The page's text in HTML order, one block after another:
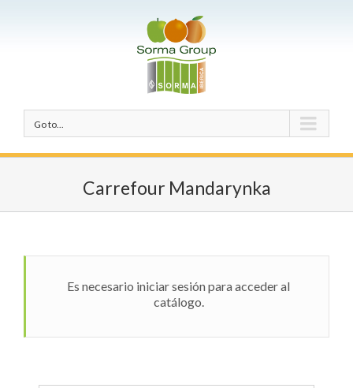
Go to...
Carrefour Mandarynka
Es necesario iniciar sesión para acceder al
catálogo.